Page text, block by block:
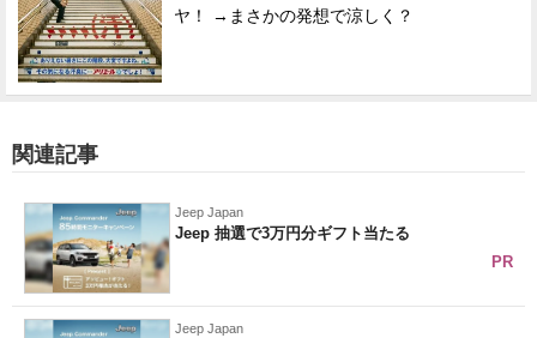
ヤ！ →まさかの発想で涼しく？
関連記事
Jeep Japan
Jeep 抽選で3万円分ギフト当たる
PR
Jeep Japan